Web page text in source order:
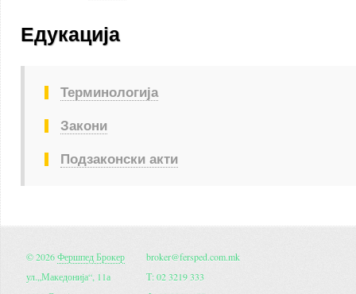
Едукација
Терминологија
Закони
Подзаконски акти
© 2026Фершпед Брокер
ул.„Македонија“, 11а
broker@fersped.com.mk
Т: 02 3219 333